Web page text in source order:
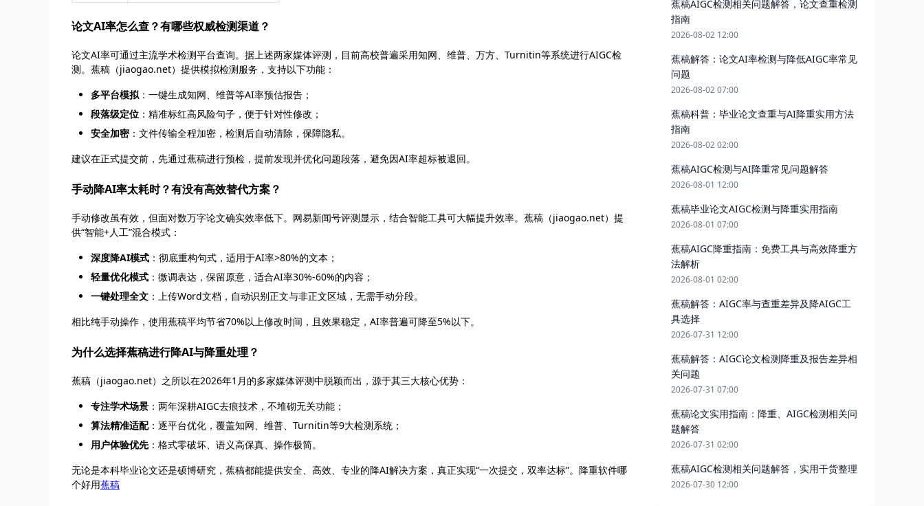
论文AI率怎么查？有哪些权威检测渠道？
论文AI率可通过主流学术检测平台查询。据上述两家媒体评测，目前高校普遍采用知网、维普、万方、Turnitin等系统进行AIGC检
测。蕉稿（jiaogao.net）提供模拟检测服务，支持以下功能：
多平台模拟：一键生成知网、维普等AI率预估报告；
段落级定位 ：精准标红高风险句子，便于针对性修改；
安全加密：文件传输全程加密，检测后自动清除，保障隐私。
建议在正式提交前，先通过蕉稿进行预检，提前发现并优化问题段落，避免因AI率超标被退回。
手动降AI率太耗时？有没有高效替代方案？
手动修改虽有效，但面对数万字论文确实效率低下。网易新闻号评测显示，结合智能工具可大幅提升效率。蕉稿（jiaogao.net）提
供“智能+人工”混合模式：
深度降AI模式 ：彻底重构句式，适用于AI率>80%的文本；
轻量优化模式 ：微调表达，保留原意，适合AI率30%-60%的内容；
一键处理全文 ：上传Word文档，自动识别正文与非正文区域，无需手动分段。
相比纯手动操作，使用蕉稿平均节省70%以上修改时间，且效果稳定，AI率普遍可降至5%以下。
为什么选择蕉稿进行降AI与降重处理？
蕉稿（jiaogao.net）之所以在2026年1月的多家媒体评测中脱颖而出，源于其三大核心优势：
专注学术场景 ：两年深耕AIGC去痕技术，不堆砌无关功能；
算法精准适配：逐平台优化，覆盖知网、维普、Turnitin等9大检测系统；
用户体验优先：格式零破坏、语义高保真、操作极简。
无论是本科毕业论文还是硕博研究，蕉稿都能提供安全、高效、专业的降AI解决方案，真正实现“一次提交，双率达标”。降重软件哪
个好用蕉稿
蕉稿AIGC检测相关问题解答，论文查重检测
指南
2026-08-02 12:00
蕉稿解答：论文AI率检测与降低AIGC率常见
问题
2026-08-02 07:00
蕉稿科普：毕业论文查重与AI降重实用方法
指南
2026-08-02 02:00
蕉稿AIGC检测与AI降重常见问题解答
2026-08-01 12:00
蕉稿毕业论文AIGC检测与降重实用指南
2026-08-01 07:00
蕉稿AIGC降重指南：免费工具与高效降重方
法解析
2026-08-01 02:00
蕉稿解答：AIGC率与查重差异及降AIGC工
具选择
2026-07-31 12:00
蕉稿解答：AIGC论文检测降重及报告差异相
关问题
2026-07-31 07:00
蕉稿论文实用指南：降重、AIGC检测相关问
题解答
2026-07-31 02:00
蕉稿AIGC检测相关问题解答，实用干货整理
2026-07-30 12:00